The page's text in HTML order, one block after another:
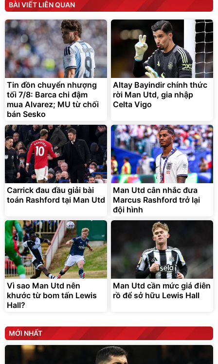
Bạt phủ xe ô tô cao cấp,
tráng nhôm 03 lớp
392.000đ
325.000đ
Đã bán nhiều
Xe đạp điện trợ lực G-
Force C14 gấp gọn bỏ cốp
tiện lợi
9.900.000đ
7.092.000đ
Đang xem nhiều
G-FORCE VIETNA
BÀI VIẾT LIÊN QUAN
Tin đồn chuyển nhượng
tối 7/8: Barca chi đậm
mua Alvarez; MU từ chối
bán Sesko
Altay Bayindir chính thức
rời Man Utd, gia nhập
Celta Vigo
Carrick đau đầu giải bài
toán Rashford tại Man Utd
Man Utd cân nhắc đưa
Marcus Rashford trở lại
đội hình
Vì sao Man Utd nên
khước từ bom tấn Lewis
Hall?
Man Utd cần mức giá điên
rồ để sở hữu Lewis Hall
MỚI NHẤT